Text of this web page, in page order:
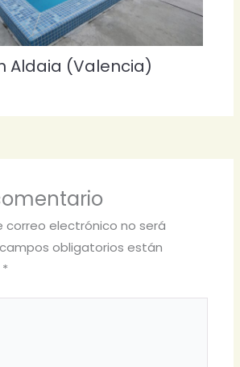
Aldaia (Valencia)
correo electrónico no será
obligatorios están
*